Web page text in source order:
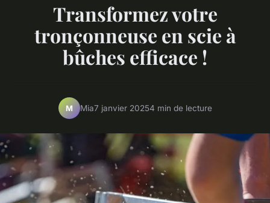
Transformez votre
tronçonneuse en scie à
bûches efficace !
M Mia7 janvier 20254 min de lecture